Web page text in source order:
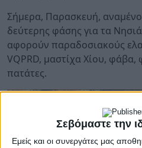
Σεβόμαστε την
Εμείς και οι συνεργάτες μας
Σήμερα, Παρασκευή,
δεύτερης φάσης για τα
αφορούν παραδοσιακούς
VQPRD, μαστίχα Χίου, φάβα,
πατάτες.